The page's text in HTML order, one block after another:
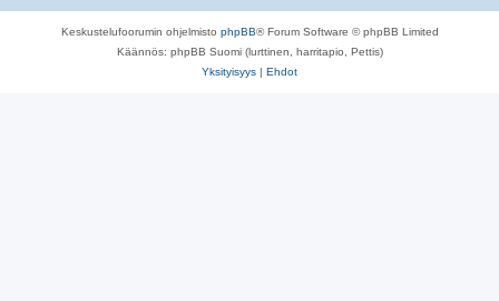
Keskustelufoorumin ohjelmisto phpBB® Forum Software © phpBB Limited
Käännös: phpBB Suomi (lurttinen, harritapio, Pettis)
Yksityisyys | Ehdot